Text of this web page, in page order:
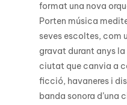
format una nova
Porten música
seves escoltes, com
gravat durant anys la
ciutat que canvia a
ficció, havaneres i
banda sonora d’una